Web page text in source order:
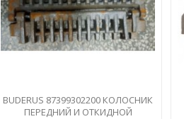
BUDERUS 87399302200 КОЛОСНИК
ПЕРЕДНИЙ И ОТКИДНОЙ